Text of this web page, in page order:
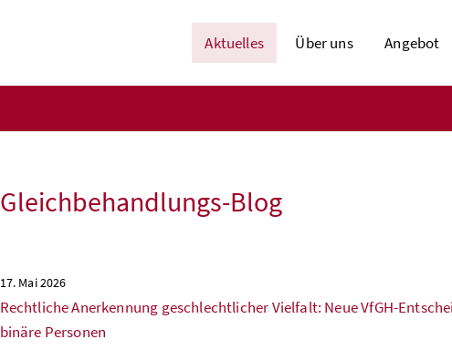
Aktuelles Über uns Angebot
Gleichbehandlungs-Blog
17. Mai 2026
Rechtliche Anerkennung geschlechtlicher Vielfalt: Neue VfGH-
binäre Personen